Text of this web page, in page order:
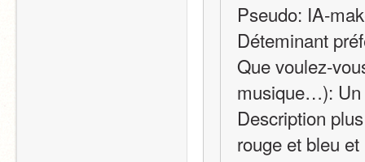
Pseudo: IA-
Déteminant
Que voulez-
musique…): Un
Description
rouge et bleu